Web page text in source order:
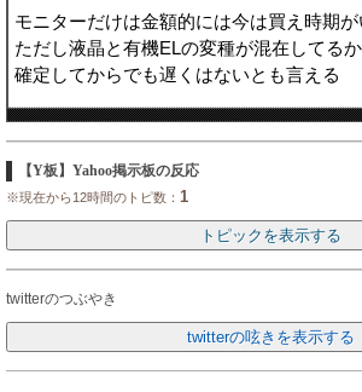
モニターだけは金額的には今は買え時期
ただし液晶と有機ELの変種が混在してる
確定してからでも遅くはないとも言える
【Y板】Yahoo掲示板の反応
※現在から12時間のトピ数： 1
twitterのつぶやき